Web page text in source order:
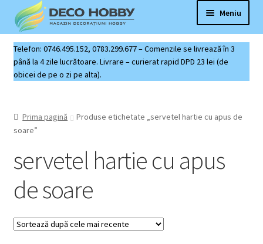
Sari
la
navigare
Sari
la
conținut
Meniu
Deco Hobby
Contact
Coș produse
Telefon: 0746.495.152, 0783.299.677 – Comenzile se livrează în 3
până la 4 zile lucrătoare. Livrare – curierat rapid DPD 23 lei (de
obicei de pe o zi pe alta).
Prima pagină
Produse etichetate „servetel hartie cu apus de
soare”
servetel hartie cu apus
de soare